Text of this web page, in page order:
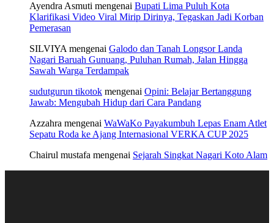
Ayendra Asmuti mengenai Bupati Lima Puluh Kota
Klarifikasi Video Viral Mirip Dirinya, Tegaskan Jadi Korban
Pemerasan
SILVIYA mengenai Galodo dan Tanah Longsor Landa
Nagari Baruah Gunuang, Puluhan Rumah, Jalan Hingga
Sawah Warga Terdampak
sudutgurun tikotok mengenai Opini: Belajar Bertanggung
Jawab: Mengubah Hidup dari Cara Pandang
Azzahra mengenai WaWaKo Payakumbuh Lepas Enam Atlet
Sepatu Roda ke Ajang Internasional VERKA CUP 2025
Chairul mustafa mengenai Sejarah Singkat Nagari Koto Alam